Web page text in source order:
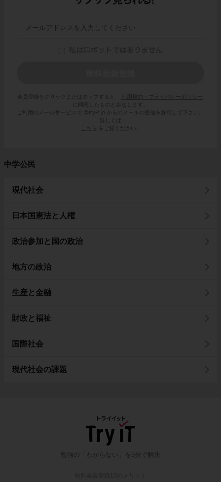
会員登録をクリックまたはタップすると、
利用規約・プライバシーポリシー
に同意したものとみなします。
ご利用のメールサービスで @try-it.jp からのメールの受信を許可して下さい。
詳しくは
こちら
をご覧ください。
中学公民
現代社会
日本国憲法と人権
政治参加と国の政治
地方の政治
生産と金融
財政と福祉
国際社会
現代社会の課題
勉強の「わからない」を5分で解決